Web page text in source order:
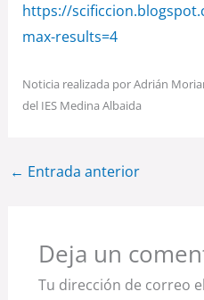
https://
max-results=4
Noticia realizada por Adrián
del IES Medina Albaida
← Entrada anterior
Deja un
Tu dirección de correo